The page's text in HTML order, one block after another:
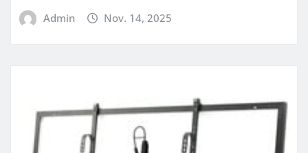
Admin Nov. 14, 2025